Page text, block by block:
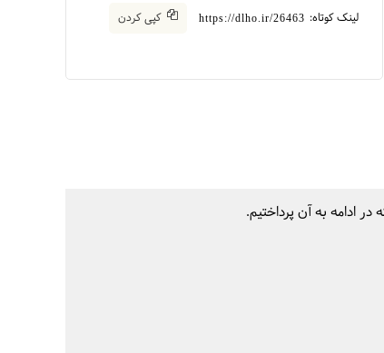
لینک کوتاه: https://dlho.ir/26463 کپی کردن
ادامه به آن پرداختیم.